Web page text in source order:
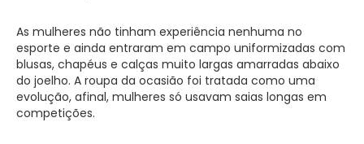
As mulheres não tinham experiência nenhuma no
esporte e ainda entraram em campo uniformizadas com
blusas, chapéus e calças muito largas amarradas abaixo
do joelho. A roupa da ocasião foi tratada como uma
evolução, afinal, mulheres só usavam saias longas em
competições.